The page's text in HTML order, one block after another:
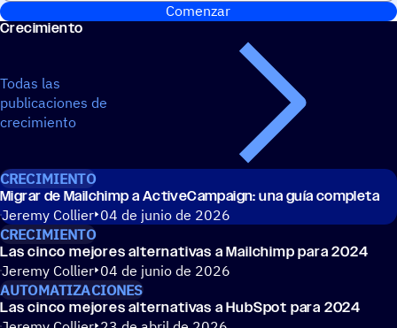
Comenzar
Creci­miento
Todas las
publicaciones de
crecimiento
CRECIMIENTO
Migrar de Mail­chimp a ActiveCampaign: una guía completa
Jeremy Collier 04 de junio de 2026
CRECIMIENTO
Las cinco mejores alter­na­ti­vas a Mail­chimp para 2024
Jeremy Collier 04 de junio de 2026
AUTOMATIZACIONES
Las cinco mejores alter­na­ti­vas a HubSpot para 2024